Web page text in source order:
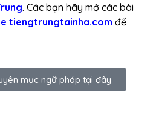
. Các bạn hãy mở các bài
tiengtrungtainha.com để
mục ngữ pháp tại đây